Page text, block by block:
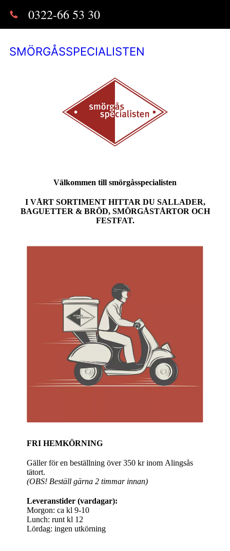
0322-66 53 30
SMÖRGÅSSPECIALISTEN
Välkommen till smörgåsspecialisten
I VÅRT SORTIMENT HITTAR DU SALLADER,
BAGUETTER & BRÖD, SMÖRGÅSTÅRTOR OCH
FESTFAT.
FRI HEMKÖRNING
Gäller för en beställning över 350 kr inom Alingsås
tätort.
(OBS! Beställ gärna 2 timmar innan)
Leveranstider (vardagar):
Morgon: ca kl 9-10
Lunch: runt kl 12
Lördag: ingen utkörning